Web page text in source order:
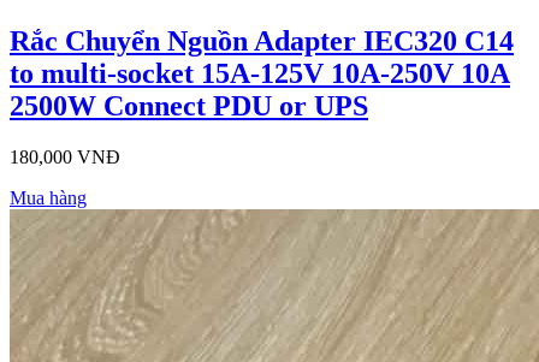
Rắc Chuyển Nguồn Adapter IEC320 C14
to multi-socket 15A-125V 10A-250V 10A
2500W Connect PDU or UPS
180,000 VNĐ
Mua hàng